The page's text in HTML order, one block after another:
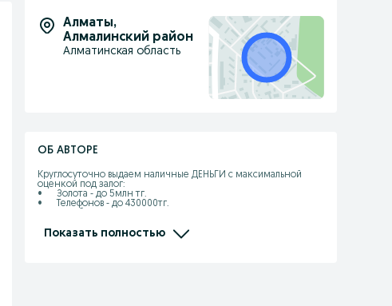
Алматы,
Алмалинский район
Алматинская область
ОБ АВТОРЕ
Круглосуточно выдаем наличные ДЕНЬГИ с максимальной
оценкой под залог:
•	Золота - до 5млн тг.
•	Телефонов - до 430000тг.
Показать полностью